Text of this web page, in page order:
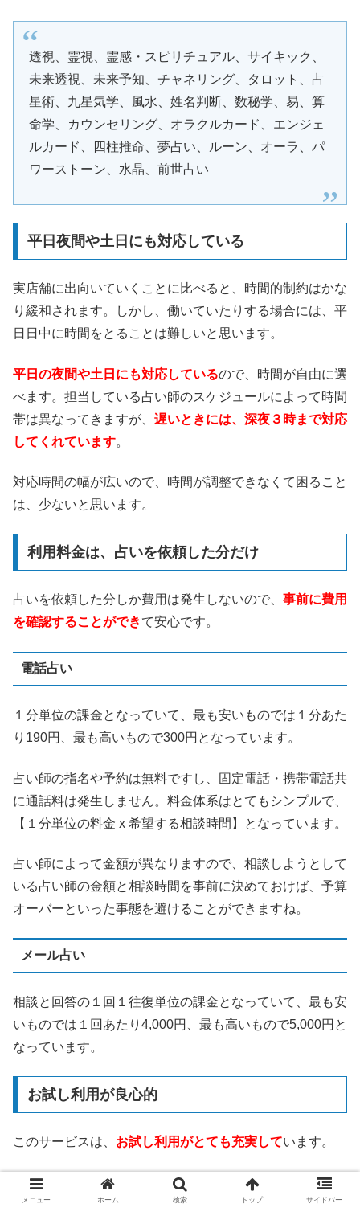
透視、霊視、霊感・スピリチュアル、サイキック、
未来透視、未来予知、チャネリング、タロット、占
星術、九星気学、風水、姓名判断、数秘学、易、算
命学、カウンセリング、オラクルカード、エンジェ
ルカード、四柱推命、夢占い、ルーン、オーラ、パ
ワーストーン、水晶、前世占い
平日夜間や土日にも対応している
実店舗に出向いていくことに比べると、時間的制約はかな
り緩和されます。しかし、働いていたりする場合には、平
日日中に時間をとることは難しいと思います。
平日の夜間や土日にも対応しているので、時間が自由に選
べます。担当している占い師のスケジュールによって時間
帯は異なってきますが、 遅いときには、深夜３時まで対応
してくれています。
対応時間の幅が広いので、時間が調整できなくて困ること
は、少ないと思います。
利用料金は、占いを依頼した分だけ
占いを依頼した分しか費用は発生しないので、 事前に費用
を確認することができて安心です。
電話占い
１分単位の課金となっていて、最も安いものでは１分あた
り190円、最も高いもので300円となっています。
占い師の指名や予約は無料ですし、固定電話・携帯電話共
に通話料は発生しません。料金体系はとてもシンプルで、
【１分単位の料金 x 希望する相談時間】となっています。
占い師によって金額が異なりますので、相談しようとして
いる占い師の金額と相談時間を事前に決めておけば、予算
オーバーといった事態を避けることができますね。
メール占い
相談と回答の１回１往復単位の課金となっていて、最も安
いものでは１回あたり4,000円、最も高いもので5,000円と
なっています。
お試し利用が良心的
このサービスは、 お試し利用がとても充実しています。
3,000円分の無料相談ポイント
メニュー ホーム 検索 トップ サイドバー